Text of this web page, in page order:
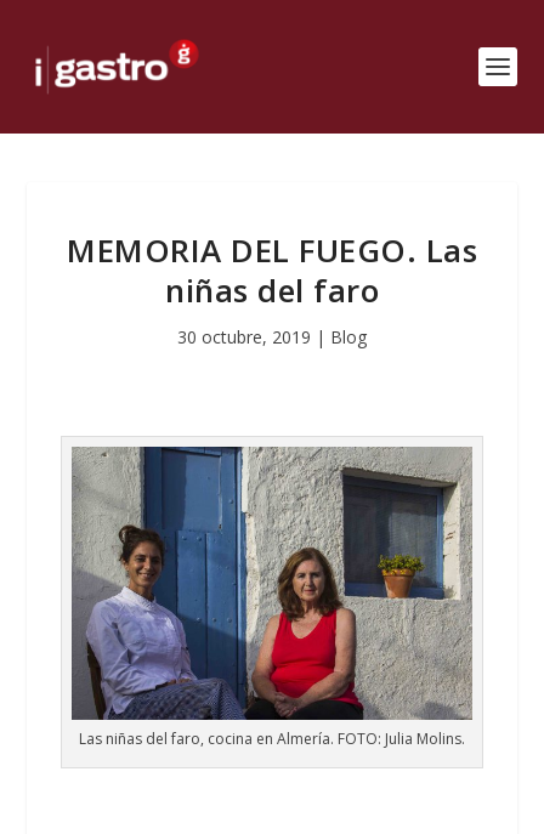
MEMORIA DEL FUEGO. Las
niñas del faro
30 octubre, 2019 | Blog
Las niñas del faro, cocina en Almería. FOTO: Julia Molins.